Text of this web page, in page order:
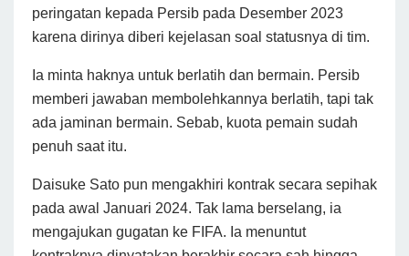
peringatan kepada Persib pada Desember 2023
karena dirinya diberi kejelasan soal statusnya di tim.
Ia minta haknya untuk berlatih dan bermain. Persib
memberi jawaban membolehkannya berlatih, tapi tak
ada jaminan bermain. Sebab, kuota pemain sudah
penuh saat itu.
Daisuke Sato pun mengakhiri kontrak secara sepihak
pada awal Januari 2024. Tak lama berselang, ia
mengajukan gugatan ke FIFA. Ia menuntut